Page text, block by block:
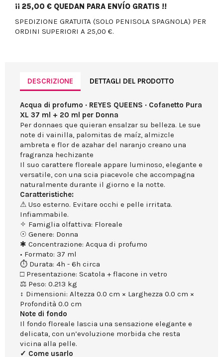
¡¡ 25,00 € QUEDAN PARA ENVÍO GRATIS !!
SPEDIZIONE GRATUITA (SOLO PENISOLA SPAGNOLA) PER
ORDINI SUPERIORI A 25,00 €.
DESCRIZIONE DETTAGLI DEL PRODOTTO
Acqua di profumo · REYES QUEENS · Cofanetto Pura
XL 37 ml + 20 ml per Donna
Per donnaes que quieran ensalzar su belleza. Le sue
note di vainilla, palomitas de maíz, almizcle
ambreta e flor de azahar del naranjo creano una
fragranza hechizante
Il suo carattere floreale appare luminoso, elegante e
versatile, con una scia piacevole che accompagna
naturalmente durante il giorno e la notte.
Caratteristiche:
⚠ Uso esterno. Evitare occhi e pelle irritata.
Infiammabile.
✧ Famiglia olfattiva: Floreale
☉ Genere: Donna
✱ Concentrazione: Acqua di profumo
• Formato: 37 ml
⏱ Durata: 4h - 6h circa
□ Presentazione: Scatola + flacone in vetro
⚖ Peso: 0.213 kg
↕ Dimensioni: Altezza 0.0 cm × Larghezza 0.0 cm ×
Profondità 0.0 cm
Note di fondo
Il fondo floreale lascia una sensazione elegante e
delicata, con un’evoluzione morbida che resta
vicina alla pelle.
✓ Come usarlo